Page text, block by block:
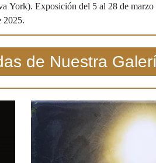
York). Exposición del 5 al 28 de marzo
2025.
de Nuestra